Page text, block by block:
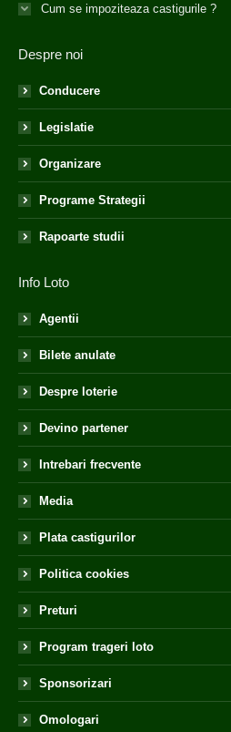
Cum se impoziteaza castigurile ?
Despre noi
Conducere
Legislatie
Organizare
Programe Strategii
Rapoarte studii
Info Loto
Agentii
Bilete anulate
Despre loterie
Devino partener
Intrebari frecvente
Media
Plata castigurilor
Politica cookies
Preturi
Program trageri loto
Sponsorizari
Omologari